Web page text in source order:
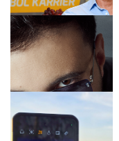
Forbes-sztori
Content Lab HUB